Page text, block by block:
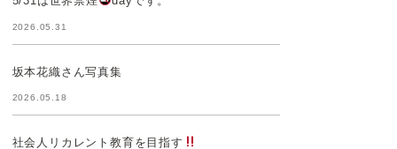
2026.05.31
坂本花織さん写真集
2026.05.18
社会人リカレント教育を目指す